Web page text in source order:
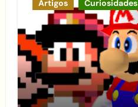
Artigos Curiosidades